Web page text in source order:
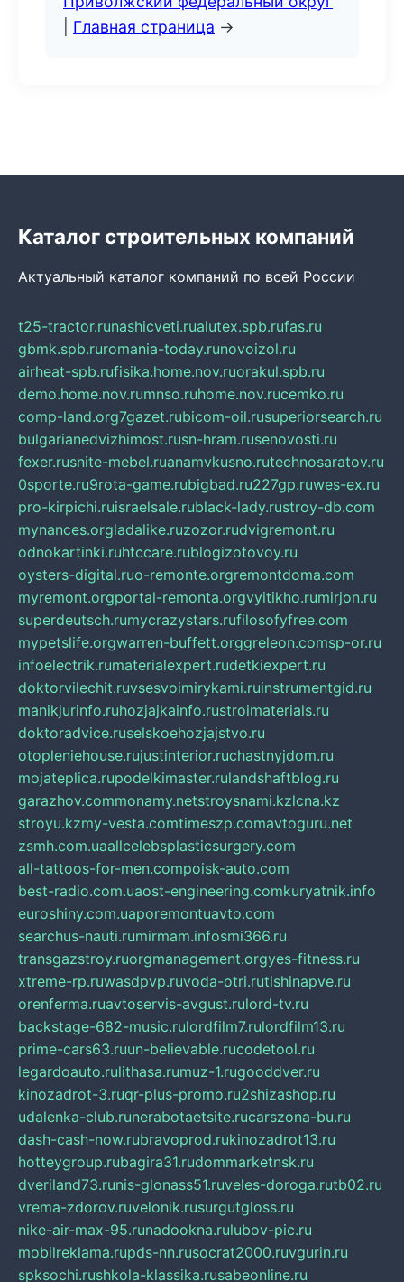
Главная страница →
Каталог строительных компаний
Актуальный каталог компаний по всей России
t25-tractor.runashicveti.rualutex.spb.rufas.ru
gbmk.spb.ruromania-today.runovoizol.ru
airheat-spb.rufisika.home.nov.ruorakul.spb.ru
demo.home.nov.rumnso.ruhome.nov.rucemko.ru
comp-land.org7gazet.rubicom-oil.rusuperiorsearch.ru
bulgarianedvizhimost.rusn-hram.rusenovosti.ru
fexer.rusnite-mebel.ruanamvkusno.rutechnosaratov.ru
0sporte.ru9rota-game.rubigbad.ru227gp.ruwes-ex.ru
pro-kirpichi.ruisraelsale.rublack-lady.rustroy-db.com
mynances.orgladalike.ruzozor.rudvigremont.ru
odnokartinki.ruhtccare.rublogizotovoy.ru
oysters-digital.ruo-remonte.orgremontdoma.com
myremont.orgportal-remonta.orgvyitikho.rumirjon.ru
superdeutsch.rumycrazystars.rufilosofyfree.com
mypetslife.orgwarren-buffett.orggreleon.comsp-or.ru
infoelectrik.rumaterialexpert.rudetkiexpert.ru
doktorvilechit.ruvsesvoimirykami.ruinstrumentgid.ru
manikjurinfo.ruhozjajkainfo.rustroimaterials.ru
doktoradvice.ruselskoehozjajstvo.ru
otopleniehouse.rujustinterior.ruchastnyjdom.ru
mojateplica.rupodelkimaster.rulandshaftblog.ru
garazhov.commonamy.netstroysnami.kzlcna.kz
stroyu.kzmy-vesta.comtimeszp.comavtoguru.net
zsmh.com.uaallcelebsplasticsurgery.com
all-tattoos-for-men.compoisk-auto.com
best-radio.com.uaost-engineering.comkuryatnik.info
euroshiny.com.uaporemontuavto.com
searchus-nauti.rumirmam.infosmi366.ru
transgazstroy.ruorgmanagement.orgyes-fitness.ru
xtreme-rp.ruwasdpvp.ruvoda-otri.rutishinapve.ru
orenferma.ruavtoservis-avgust.rulord-tv.ru
backstage-682-music.rulordfilm7.rulordfilm13.ru
prime-cars63.ruun-believable.rucodetool.ru
legardoauto.rulithasa.rumuz-1.rugooddver.ru
kinozadrot-3.ruqr-plus-promo.ru2shizashop.ru
udalenka-club.runerabotaetsite.rucarszona-bu.ru
dash-cash-now.rubravoprod.rukinozadrot13.ru
hotteygroup.rubagira31.rudommarketnsk.ru
dveriland73.runis-glonass51.ruveles-doroga.rutb02.ru
vrema-zdorov.ruvelonik.rusurgutgloss.ru
nike-air-max-95.runadookna.rulubov-pic.ru
mobilreklama.rupds-nn.rusocrat2000.ruvgurin.ru
spksochi.rushkola-klassika.rusabeonline.ru